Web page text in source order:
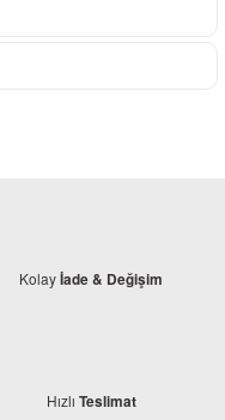
Kolayİade & Değişim
Hızlı Teslimat